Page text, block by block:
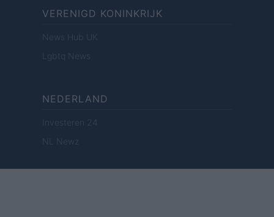
VERENIGD KONINKRIJK
News Hub UK
Lgbtq News
NEDERLAND
Investeren 24
NL Newz